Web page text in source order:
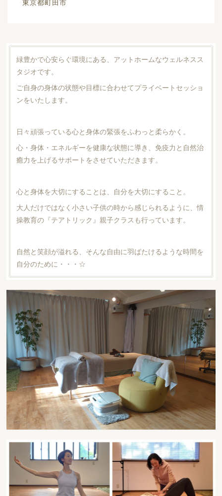
緑豊かで心安らぐ環境にある、アットホームなウェルネスス
タジオです。
ご自身の身体の状態や目標に合わせてプライベートセッショ
ンをいたします。
日々頑張っている心と身体の緊張をふわっと柔らかく。
心・身体・エネルギーを健康な状態に導き、免疫力と自然治
癒力を上げるサポートをさせていただきます。
心と身体を大切にすることは、自分を大切にすること。
大人だけではなく小さい子供の時から感じられるように、情
操教育の『テアトリック』親子クラスも行っています。
自然と笑顔が溢れる、そんな自由に羽ばたけるような時間を
自分のために・・・☆